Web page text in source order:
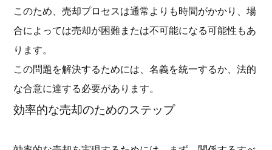
このため、売却プロセスは通常よりも時間がかかり、場
合によっては売却が困難または不可能になる可能性もあ
ります。
この問題を解決するためには、名義を統一するか、法的
な合意に達する必要があります。
効率的な売却のためのステップ